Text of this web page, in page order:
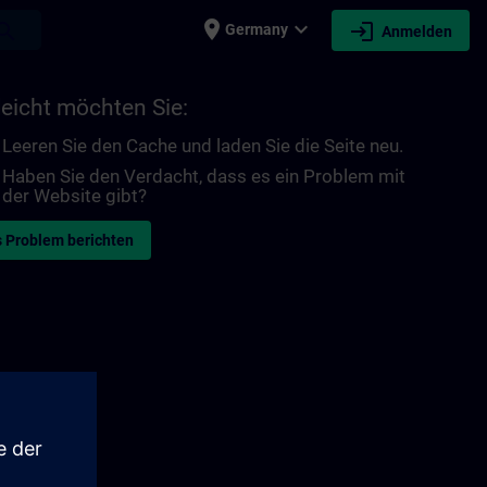
place Germany expand_more login Anmelden
möchten Sie:
Leeren Sie den Cache und laden Sie die Seite neu.
Haben Sie den Verdacht, dass es ein Problem mit
der Website gibt?
Problem berichten